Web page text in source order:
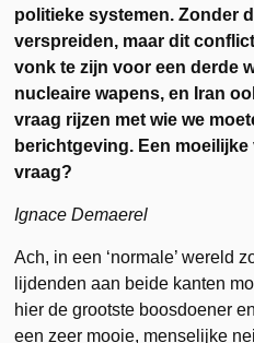
politieke systemen. Zonder
verspreiden, maar dit
vonk te zijn voor een derde
nucleaire wapens, en Iran
vraag rijzen met wie we
berichtgeving. Een
vraag?
Ignace Demaerel
Ach, in een ‘normale’ wereld
lijdenden aan beide kanten
hier de grootste boosdoener
een zeer mooie, menselijke